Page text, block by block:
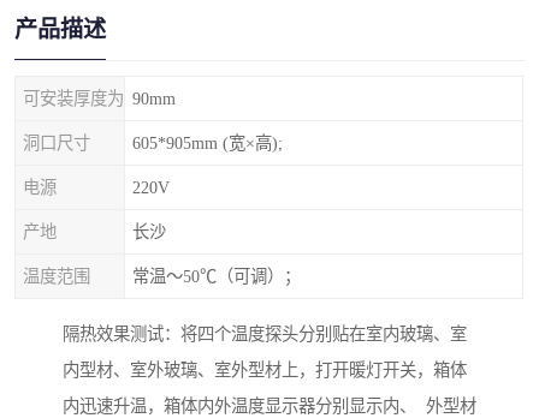
产品描述
可安装厚度为 90mm
洞口尺寸 605*905mm (宽×高);
电源 220V
产地 长沙
温度范围 常温～50℃（可调）；
隔热效果测试：将四个温度探头分别贴在室内玻璃、室
内型材、室外玻璃、室外型材上，打开暖灯开关，箱体
内迅速升温，箱体内外温度显示器分别显示内、 外型材